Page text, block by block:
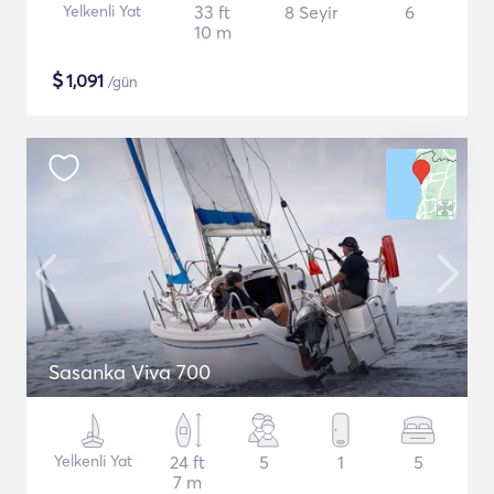
Yelkenli Yat
33 ft
10 m
8 Seyir 6
$1,091 /gün
Sasanka Viva 700
Yelkenli Yat
24 ft
7 m
5 1 5